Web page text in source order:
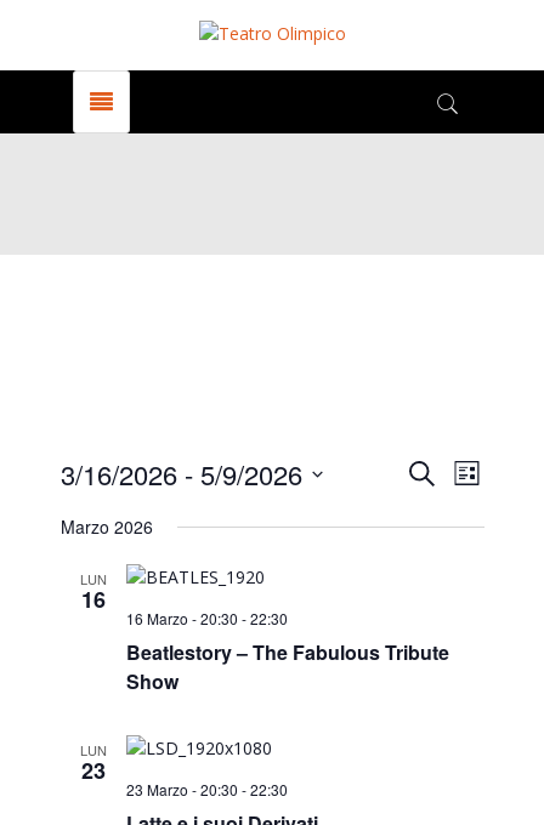
Events
Search
Views
Search
Elenco
3/16/2026 - 5/9/2026
date.
Marzo 2026
LUN
16
16 Marzo - 20:30 -22:30
Beatlestory – The Fabulous Tribute
Show
LUN
23
23 Marzo - 20:30 -22:30